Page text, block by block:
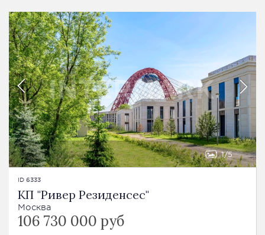
1 5
ID 6333
КП "Ривер Резиденсес"
Москва
106 730 000 руб